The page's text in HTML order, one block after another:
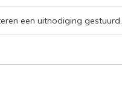
een uitnodiging gestuurd.